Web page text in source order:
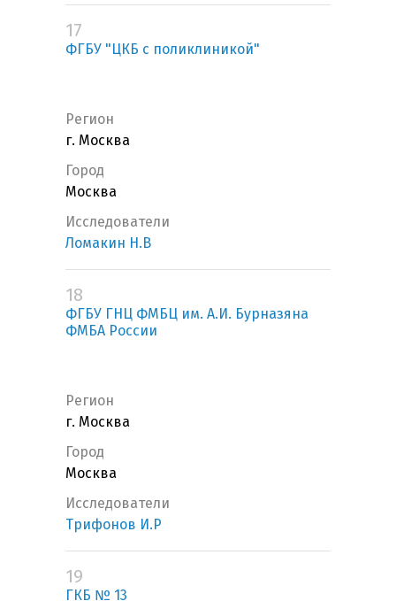
17
ФГБУ "ЦКБ с поликлиникой"
Регион
г. Москва
Город
Москва
Исследователи
Ломакин Н.В
18
ФГБУ ГНЦ ФМБЦ им. А.И. Бурназяна
ФМБА России
Регион
г. Москва
Город
Москва
Исследователи
Трифонов И.Р
19
ГКБ № 13